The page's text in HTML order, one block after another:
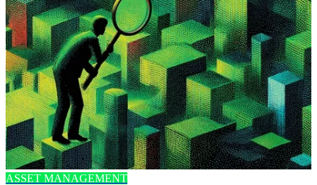
ASSET MANAGEMENT